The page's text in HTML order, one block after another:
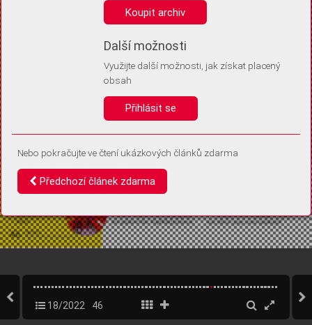
Anonymní unikátní ID
Díky němu příště poznáme, že se jedná o stejné zařízení, a
Identifikátor je zcela anonymní.
Vaše souhlasy a odmítnutí si ukládáme do vašeho zařízení, abychom se
vás už příště znovu neptali. Můžete je kdykoli později upravit ve Správě
18/2022 46
Koupit archiv
Další možnosti
Využijte další možnosti, jak získat placený
obsah
Přihlásit se
Nebo pokračujte ve čtení ukázkových článků zdarma
Předchozí článek zdarma